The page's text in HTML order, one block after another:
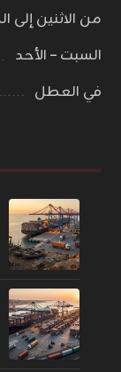
من الاثنين إلى
السبت – الأحد
في العطل